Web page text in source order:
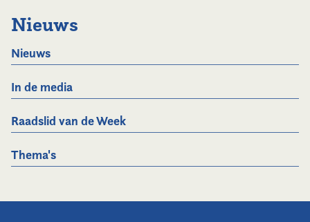
Nieuws
Nieuws
In de media
Raadslid van de Week
Thema's